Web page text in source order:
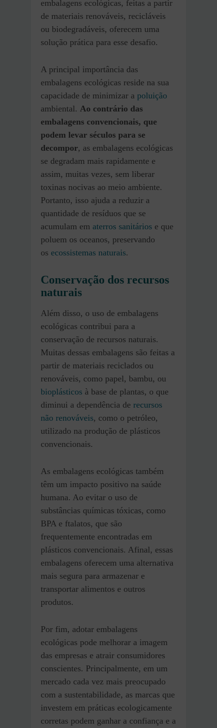
embalagens ecológicas, feitas a partir
de materiais renováveis, recicláveis
ou biodegradáveis, oferecem uma
solução prática para esse desafio.
A principal importância das
embalagens ecológicas reside na sua
capacidade de minimizar a poluição
ambiental. Ao contrário das
embalagens convencionais, que
podem levar séculos para se
decompor, as embalagens ecológicas
se degradam mais rapidamente e
assim, muitas vezes, sem liberar
toxinas nocivas ao meio ambiente.
Portanto, isso ajuda a reduzir a
quantidade de resíduos que se
acumulam em aterros sanitários e que
poluem os oceanos, preservando
os ecossistemas naturais.
Conservação dos recursos
naturais
Além disso, o uso de embalagens
ecológicas contribui para a
conservação de recursos naturais.
Muitas dessas embalagens são feitas a
partir de materiais reciclados ou
renováveis, como papel, bambu, ou
bioplásticos à base de plantas, o que
diminui a dependência de recursos
não renováveis, como o petróleo,
utilizado na produção de plásticos
convencionais.
As embalagens ecológicas também
têm um impacto positivo na saúde
humana. Ao evitar o uso de
substâncias químicas tóxicas, como
BPA e ftalatos, que são
frequentemente encontradas em
plásticos convencionais. Afinal, essas
embalagens oferecem uma alternativa
mais segura para armazenar e
transportar alimentos e outros
produtos.
Por fim, adotar embalagens
ecológicas pode melhorar a imagem
das empresas e atrair consumidores
conscientes. Principalmente, em um
mercado cada vez mais preocupado
com a sustentabilidade, as marcas que
investem em práticas ecologicamente
corretas podem ganhar a confiança e a